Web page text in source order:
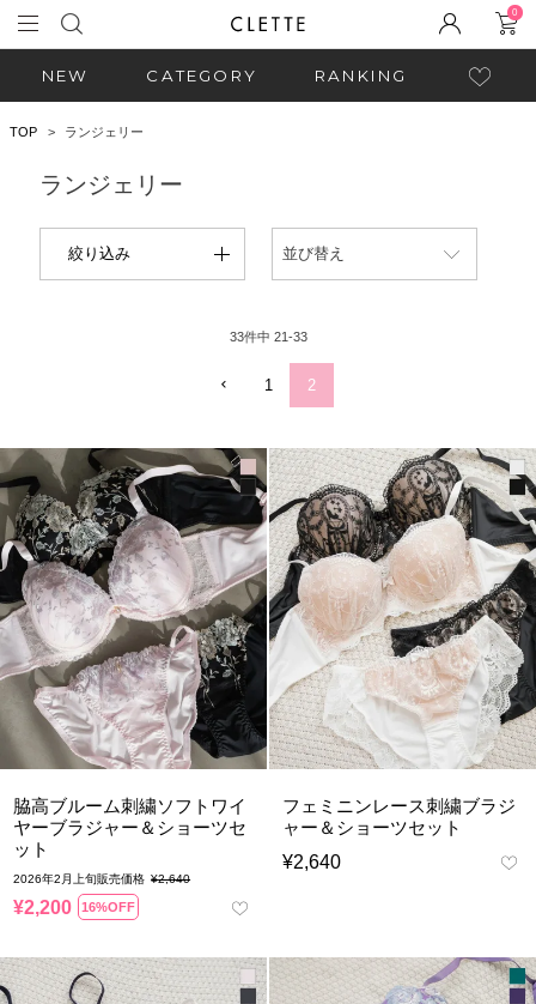
0
NEW CATEGORY RANKING
TOP ランジェリー
ランジェリー
絞り込み 並び替え
33件中 21-33
1 2
脇高ブルーム刺繍ソフトワイ
ヤーブラジャー＆ショーツセ
ット
2026年2月上旬販売価格 ¥2,640
¥2,200 16%OFF
フェミニンレース刺繍ブラジ
ャー＆ショーツセット
¥2,640